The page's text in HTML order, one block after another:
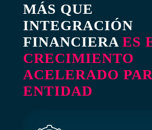
MÁS QUE
INTEGRACIÓN
FINANCIERA ES
CRECIMIENTO
ACELERADO
ENTIDAD